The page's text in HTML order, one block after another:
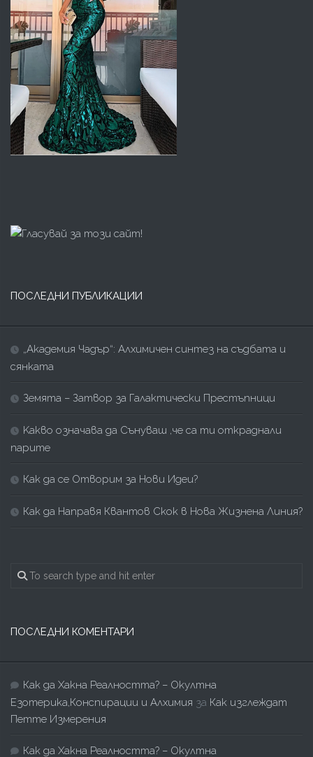
ПОСЛЕДНИ ПУБЛИКАЦИИ
„Академия Чадър“: Алхимичен синтез на съдбата и
сянката
Земята – Затвор за Галактически Престъпници
Kакво означава да Сънуваш ,че са ти откраднали
парите
Как да се Отворим за Нови Идеи?
Как да Направя Квантов Скок в Нова Жизнена Линия?
ПОСЛЕДНИ КОМЕНТАРИ
Как да Хакна Реалността? – Окултна
Езотерика,Конспирации и Алхимия за Как изглеждат
Петте Измерения
Как да Хакна Реалността? – Окултна